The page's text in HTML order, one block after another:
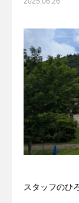
スタッフのひ
診療メニュー
お問い合わせ